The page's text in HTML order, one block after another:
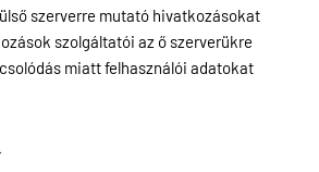
szerverre mutató hivatkozásokat
szolgáltatói az ő szerverükre
miatt felhasználói adatokat